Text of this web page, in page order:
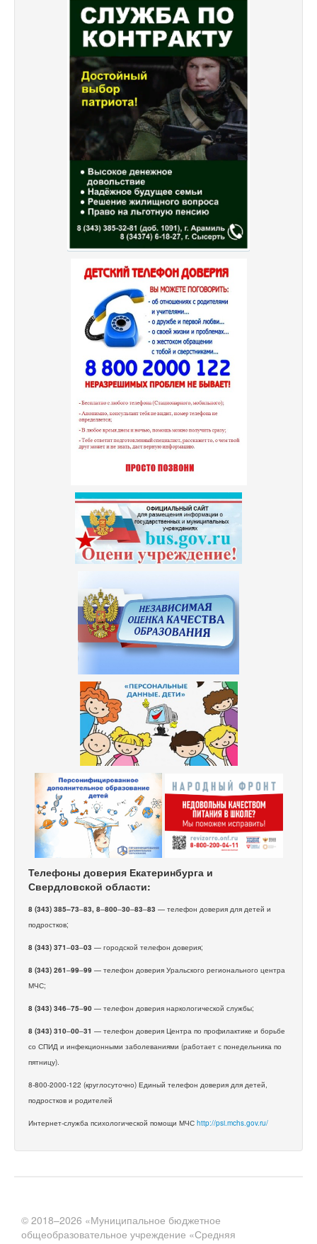
Телефоны доверия Екатеринбурга и
Свердловской области:
8 (343) 385–73–83, 8–800–30–83–83 — телефон доверия для детей и
подростков;
8 (343) 371–03–03 — городской телефон доверия;
8 (343) 261–99–99 — телефон доверия Уральского регионального центра
МЧС;
8 (343) 346–75–90 — телефон доверия наркологической службы;
8 (343) 310–00–31 — телефон доверия Центра по профилактике и борьбе
со СПИД и инфекционными заболеваниями (работает с понедельника по
пятницу).
8-800-2000-122 (круглосуточно) Единый телефон доверия для детей,
подростков и родителей
Интернет-служба психологической помощи МЧС http://psi.mchs.gov.ru/
© 2018–2026 «Муниципальное бюджетное
общеобразовательное учреждение «Средняя